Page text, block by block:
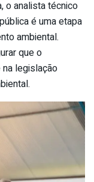
o analista técnico
é uma etapa
ambiental.
que o
legislação